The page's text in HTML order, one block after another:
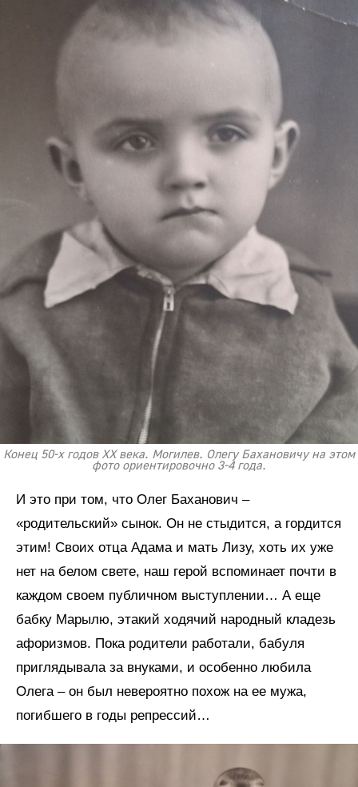
Конец 50-х годов XX века. Могилев. Олегу Бахановичу на этом
фото ориентировочно 3-4 года.
И это при том, что Олег Баханович –
«родительский» сынок. Он не стыдится, а гордится
этим! Своих отца Адама и мать Лизу, хоть их уже
нет на белом свете, наш герой вспоминает почти в
каждом своем публичном выступлении… А еще
бабку Марылю, этакий ходячий народный кладезь
афоризмов. Пока родители работали, бабуля
приглядывала за внуками, и особенно любила
Олега – он был невероятно похож на ее мужа,
погибшего в годы репрессий…